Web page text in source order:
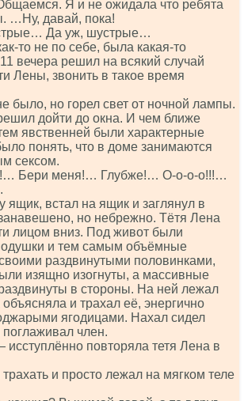
Я и не ожидала что ребята
…Ну, давай, пока!
Да уж, шустрые…
то не по себе, была какая-то
вечера решил на всякий случай
Лены, звонить в такое время
было, но горел свет от ночной лампы.
дойти до окна. И чем ближе
явственней были характерные
понять, что в доме занимаются
сексом.
Бери меня!… Глубже!… О-о-о-о!!!…
ящик, встал на ящик и заглянул в
но небрежно. Тётя Лена
лицом вниз. Под живот были
и тем самым объёмные
раздвинутыми половинками,
изящно изогнуты, а массивные
в стороны. На ней лежал
объясняла и трахал её, энергично
ягодицами. Нахал сидел
член.
повторяла тетя Лена в
и просто лежал на мягком теле